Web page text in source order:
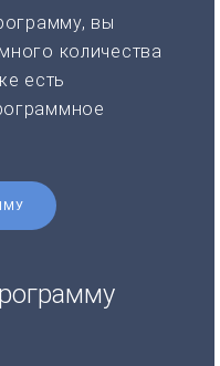
вы
количества
есть